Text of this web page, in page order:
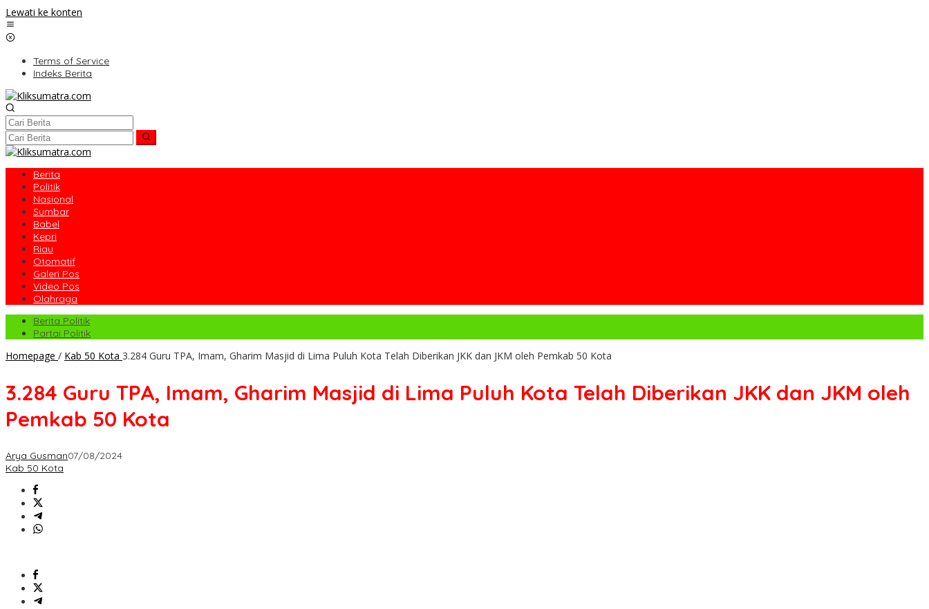
Lewati ke konten
Terms of Service
Indeks Berita
Berita
Politik
Nasional
Sumbar
Babel
Kepri
Riau
Otomatif
Galeri Pos
Video Pos
Olahraga
Berita Politik
Partai Politik
Homepage / Kab 50 Kota 3.284 Guru TPA, Imam, Gharim Masjid di Lima Puluh Kota Telah Diberikan JKK dan JKM oleh Pemkab 50 Kota
3.284 Guru TPA, Imam, Gharim Masjid di Lima Puluh Kota Telah Diberikan JKK dan JKM oleh
Pemkab 50 Kota
Arya Gusman07/08/2024
Kab 50 Kota